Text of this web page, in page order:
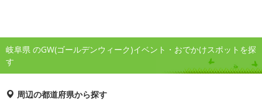
岐阜県 のGW(ゴールデンウィーク)イベント・おでかけスポットを探
す
周辺の都道府県から探す